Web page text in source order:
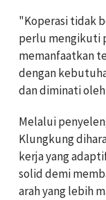
"Koperasi tidak
perlu mengikuti
memanfaatkan
dengan
dan diminati
Melalui
Klungkung
kerja yang
solid demi
arah yang lebih